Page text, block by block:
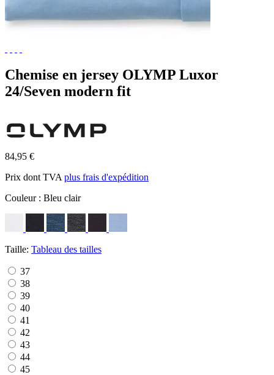
Chemise en jersey OLYMP Luxor
24/Seven modern fit
84,95 €
Prix dont TVA plus frais d'expédition
Couleur : Bleu clair
Taille: Tableau des tailles
37
38
39
40
41
42
43
44
45